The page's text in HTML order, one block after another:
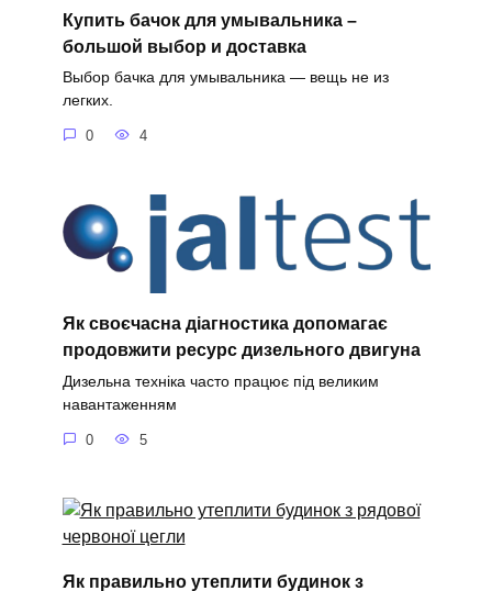
Купить бачок для умывальника –
большой выбор и доставка
Выбор бачка для умывальника — вещь не из
легких.
0 4
Як своєчасна діагностика допомагає
продовжити ресурс дизельного двигуна
Дизельна техніка часто працює під великим
навантаженням
0 5
Як правильно утеплити будинок з